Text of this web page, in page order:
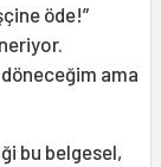
öde!”
döneceğim ama
bu belgesel,